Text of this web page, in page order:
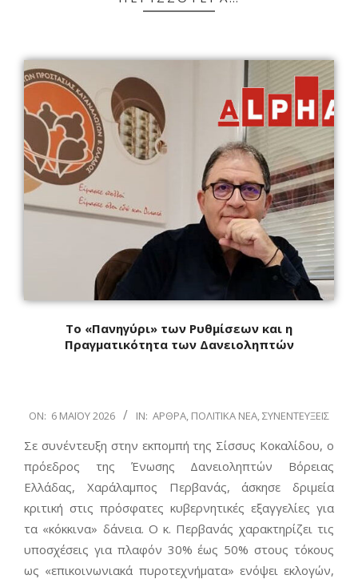
Το «Πανηγύρι» των Ρυθμίσεων και η
Πραγματικότητα των Δανειοληπτών
2026-
ON: 6 ΜΑΪ́ΟΥ 2026 IN: ΆΡΘΡΑ, ΠΟΛΙΤΙΚΆ ΝΈΑ,ΣΥΝΕΝΤΕΎΞΕΙΣ
Σε συνέντευξη στην εκπομπή της Σίσσυς Κοκαλίδου, ο
πρόεδρος της Ένωσης Δανειοληπτών Βόρειας
Ελλάδας, Χαράλαμπος Περβανάς, άσκησε δριμεία
κριτική στις πρόσφατες κυβερνητικές εξαγγελίες για
τα «κόκκινα» δάνεια. Ο κ. Περβανάς χαρακτηρίζει τις
υποσχέσεις για πλαφόν 30% έως 50% στους τόκους
ως «επικοινωνιακά πυροτεχνήματα» ενόψει εκλογών,